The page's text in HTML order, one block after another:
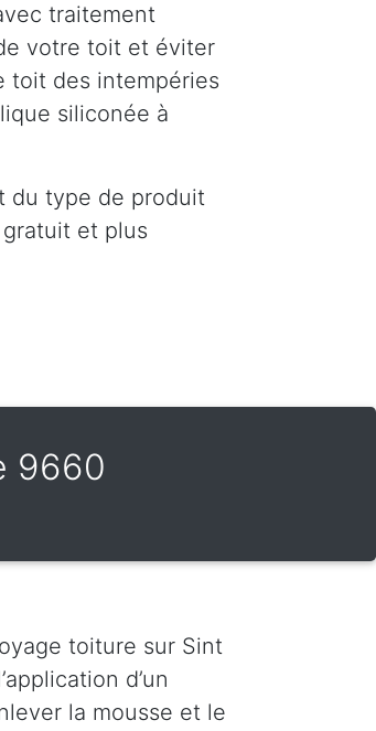
traitement
votre toit et éviter
toit des intempéries
siliconée à
du type de produit
et plus
9660
toiture sur Sint
d’un
la mousse et le